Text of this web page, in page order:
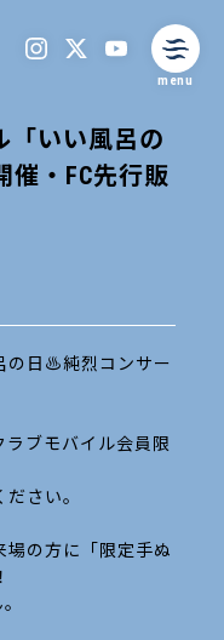
menu
「いい風呂の
催・FC先行販
の日♨純烈コンサー
ブモバイル会員限
さい。
場の方に「限定手ぬ